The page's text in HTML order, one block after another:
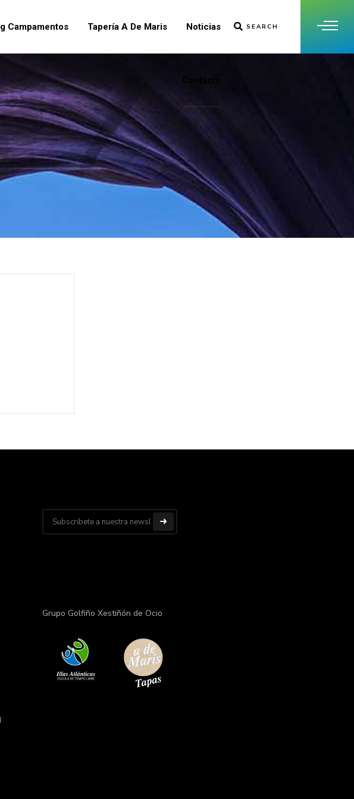
SEARCH
Campamentos Tapería A De Maris Noticias
Grupo Golfiño Xestiñón de Ocio